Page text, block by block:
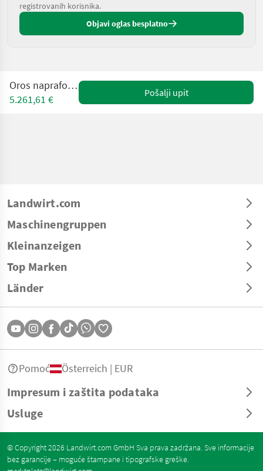
registrovanih korisnika.
Objavi oglas besplatno
Oros napraforgóasztal
5.261,61 €
Pošalji upit
Landwirt.com
Maschinengruppen
Kleinanzeigen
Top Marken
Länder
Impresum i zaštita podataka
Usluge
Pomoć Österreich | EUR
© Copyright 2026 Landwirt.com GmbH Sva prava zadržana. Sve informacije
bez garancije – moguće štampane i tipografske greške.